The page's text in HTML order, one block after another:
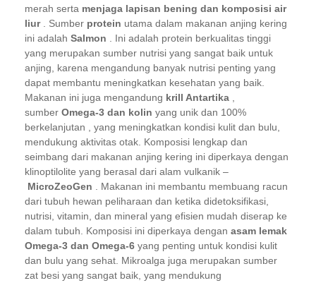
merah serta menjaga lapisan bening dan komposisi air
liur. Sumber protein utama dalam makanan anjing kering
ini adalah Salmon . Ini adalah protein berkualitas tinggi
yang merupakan sumber nutrisi yang sangat baik untuk
anjing, karena mengandung banyak nutrisi penting yang
dapat membantu meningkatkan kesehatan yang baik.
Makanan ini juga mengandung krill Antartika
sumber Omega-3 dan kolin yang unik dan 100%
berkelanjutan , yang meningkatkan kondisi kulit dan bulu,
mendukung aktivitas otak. Komposisi lengkap dan
seimbang dari makanan anjing kering ini diperkaya dengan
klinoptilolite yang berasal dari alam vulkanik –
MicroZeoGen . Makanan ini membantu membuang racun
dari tubuh hewan peliharaan dan ketika didetoksifikasi,
nutrisi, vitamin, dan mineral yang efisien mudah diserap ke
dalam tubuh. Komposisi ini diperkaya dengan asam lemak
Omega-3 dan Omega-6 yang penting untuk kondisi kulit
dan bulu yang sehat. Mikroalga juga merupakan sumber
zat besi yang sangat baik, yang mendukung